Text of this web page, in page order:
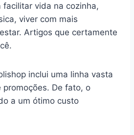
facilitar vida na cozinha,
viver com mais
Artigos que certamente
inclui uma linha vasta
De fato, o
a um ótimo custo